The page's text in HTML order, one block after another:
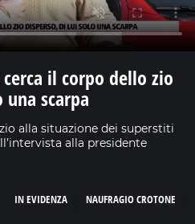
il corpo dello zio
scarpa
alla situazione dei superstiti
alla presidente
NAUFRAGIO CROTONE
IN EVIDENZA